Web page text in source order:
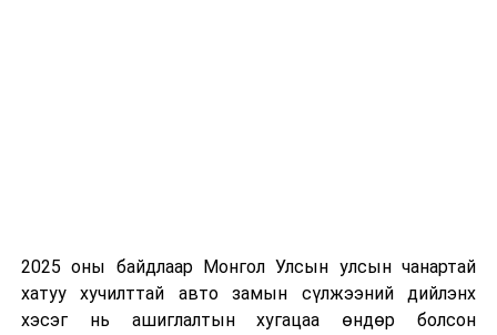
2025 оны байдлаар Монгол Улсын улсын чанартай
хатуу хучилттай авто замын сүлжээний дийлэнх
хэсэг нь ашиглалтын хугацаа өндөр болсон